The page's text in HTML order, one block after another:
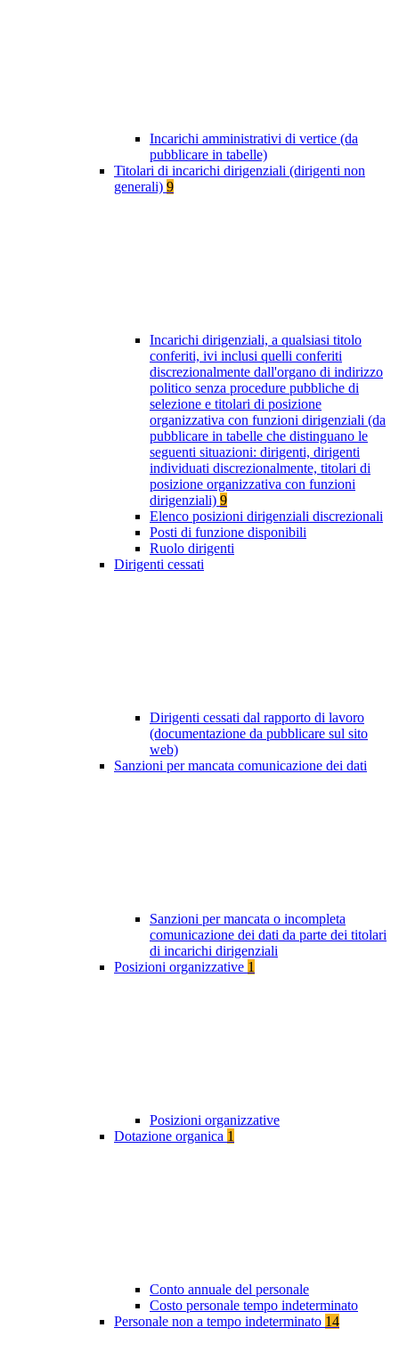
Incarichi amministrativi di vertice (da
pubblicare in tabelle)
Titolari di incarichi dirigenziali (dirigenti non
generali) 9
Incarichi dirigenziali, a qualsiasi titolo
conferiti, ivi inclusi quelli conferiti
discrezionalmente dall'organo di indirizzo
politico senza procedure pubbliche di
selezione e titolari di posizione
organizzativa con funzioni dirigenziali (da
pubblicare in tabelle che distinguano le
seguenti situazioni: dirigenti, dirigenti
individuati discrezionalmente, titolari di
posizione organizzativa con funzioni
dirigenziali) 9
Elenco posizioni dirigenziali discrezionali
Posti di funzione disponibili
Ruolo dirigenti
Dirigenti cessati
Dirigenti cessati dal rapporto di lavoro
(documentazione da pubblicare sul sito
web)
Sanzioni per mancata comunicazione dei dati
Sanzioni per mancata o incompleta
comunicazione dei dati da parte dei titolari
di incarichi dirigenziali
Posizioni organizzative 1
Posizioni organizzative
Dotazione organica 1
Conto annuale del personale
Costo personale tempo indeterminato
Personale non a tempo indeterminato 14